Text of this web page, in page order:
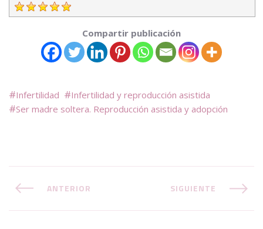
Compartir publicación
Infertilidad
Infertilidad y reproducción asistida
Ser madre soltera. Reproducción asistida y adopción
ANTERIOR SIGUIENTE